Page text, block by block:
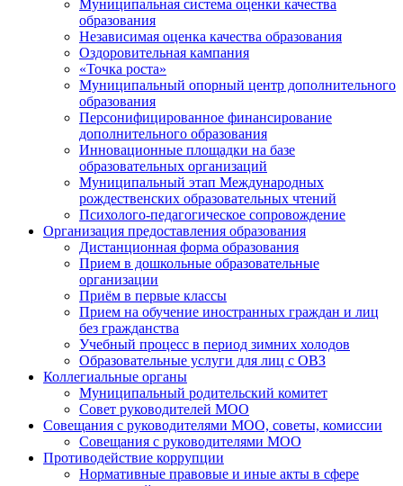
Муниципальная система оценки качества
образования
Независимая оценка качества образования
Оздоровительная кампания
«Точка роста»
Муниципальный опорный центр дополнительного
образования
Персонифицированное финансирование
дополнительного образования
Инновационные площадки на базе
образовательных организаций
Муниципальный этап Международных
рождественских образовательных чтений
Психолого-педагогическое сопровождение
Организация предоставления образования
Дистанционная форма образования
Прием в дошкольные образовательные
организации
Приём в первые классы
Прием на обучение иностранных граждан и лиц
без гражданства
Учебный процесс в период зимних холодов
Образовательные услуги для лиц с ОВЗ
Коллегиальные органы
Муниципальный родительский комитет
Совет руководителей МОО
Совещания с руководителями МОО, советы, комиссии
Совещания с руководителями МОО
Противодействие коррупции
Нормативные правовые и иные акты в сфере